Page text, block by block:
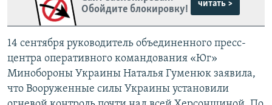
Обойдите блокировку!
читать >
14 сентября руководитель объединенного пресс-
центра оперативного командования «Юг»
Минобороны Украины Наталья Гуменюк заявила,
что Вооруженные силы Украины установили